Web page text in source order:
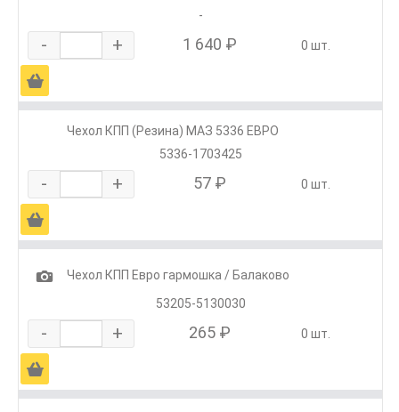
-
- + 1 640 ₽ 0 шт.
Ä
Чехол КПП (Резина) МАЗ 5336 ЕВРО
5336-1703425
- + 57 ₽ 0 шт.
Ä
1
Чехол КПП Евро гармошка / Балаково
53205-5130030
- + 265 ₽ 0 шт.
Ä